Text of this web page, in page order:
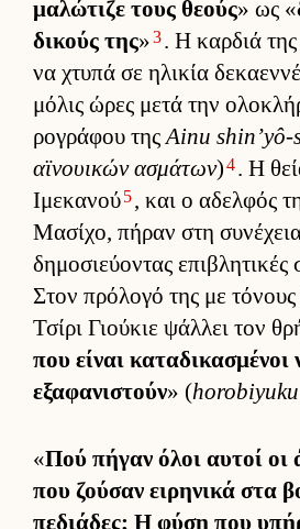
μαλώτιζε τους θεούς» ως «
δικούς της»3. Η καρ­διά
να χτυπά σε ηλικία
μόλις ώρες μετά την
ρογράφου τηςAinu shin’yô-
αϊνουι­κών ασμάτων)4. Η
Ιμεκανού5, και ο αδελ­φός
Μασίχο, πήραν στη
δημοσιεύ­οντας επιβλητικές
Στον πρόλογό της με
Τσίρι Γιού­κιε ψάλ­λει τον
που εί­ναι καταδικασμένοι
εξαφανιστούν» (
«Πού πήγαν όλοι αυ­τοί οι
που ζού­σαν ει­ρηνικά στα
πεδιάδες; Η φύση που